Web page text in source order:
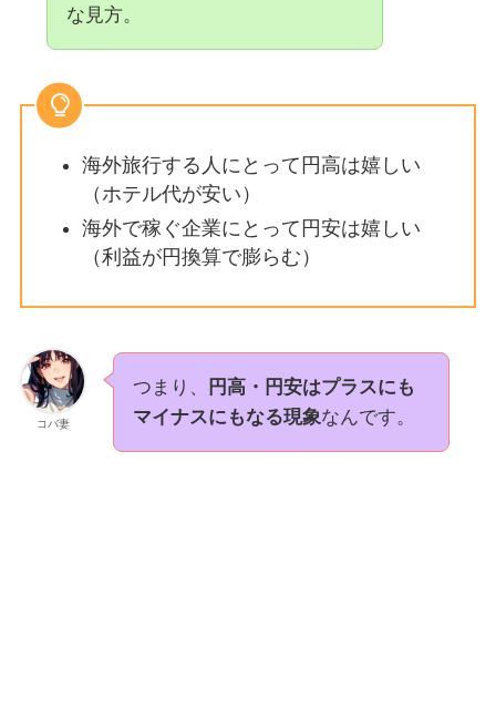
な見方。
海外旅行する人にとって円高は嬉しい
（ホテル代が安い）
海外で稼ぐ企業にとって円安は嬉しい
（利益が円換算で膨らむ）
コバ妻
つまり、
円高・円安はプラスにも
マイナスにもなる現象なんです。